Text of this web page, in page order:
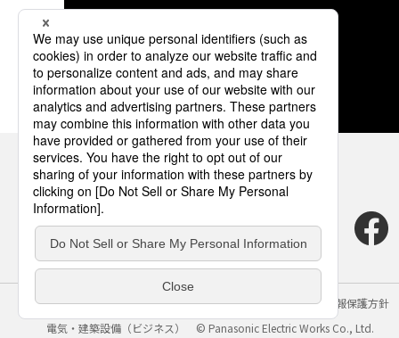
サイトのご利用にあたって クッキーポリシー
個人情報保護方針
電気・建築設備（ビジネス）
© Panasonic Electric Works Co., Ltd.